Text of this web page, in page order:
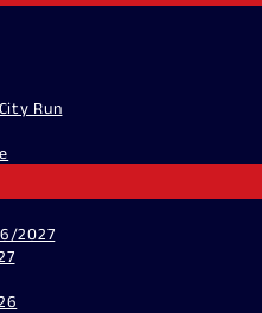
Run
2027